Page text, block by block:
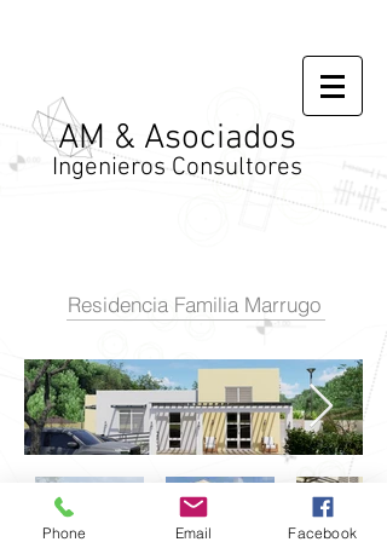
AM & Asociados
Ingenieros Consultores
Residencia Familia Marrugo
Phone Email Facebook